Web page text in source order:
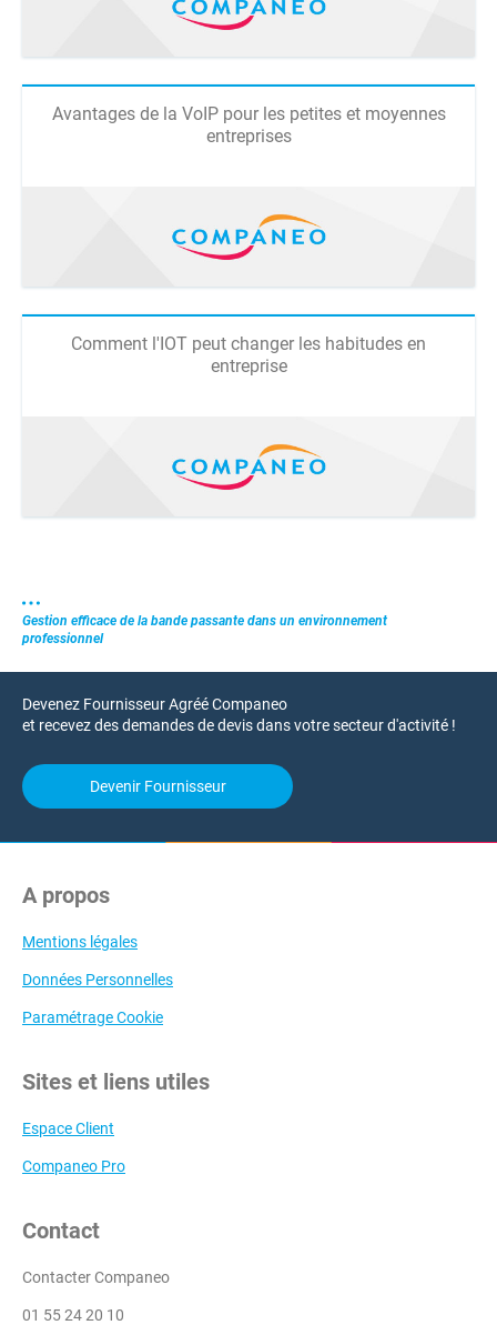
Avantages de la VoIP pour les petites et moyennes
entreprises
Comment l'IOT peut changer les habitudes en
entreprise
Gestion efficace de la bande passante dans un environnement
professionnel
Devenez Fournisseur Agréé Companeo
et recevez des demandes de devis dans votre secteur d'activité !
Devenir Fournisseur
A propos
Mentions légales
Données Personnelles
Paramétrage Cookie
Sites et liens utiles
Espace Client
Companeo Pro
Contact
Contacter Companeo
01 55 24 20 10